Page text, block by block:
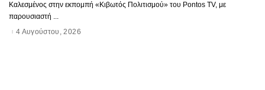
Καλεσμένος στην εκπομπή «Κιβωτός Πολιτισμού» του Pontos TV, με
παρουσιαστή ...
4 Αυγούστου, 2026